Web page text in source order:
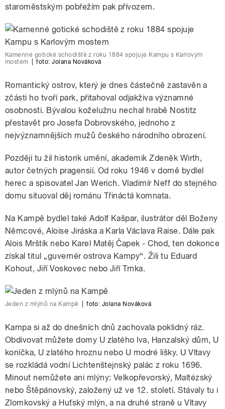
staroměstským pobřežím pak přívozem.
Kamenné gotické schodiště z roku 1884 spojuje Kampu s Karlovým
mostem
foto:Jolana Nováková
Romantický ostrov, který je dnes částečně zastavěn a
zčásti ho tvoří park, přitahoval odjakživa významné
osobnosti. Bývalou koželužnu nechal hrabě Nostitz
přestavět pro Josefa Dobrovského, jednoho z
nejvýznamnějších mužů českého národního obrození.
Později tu žil historik umění, akademik Zdeněk Wirth,
autor četných pragensií. Od roku 1946 v domě bydlel
herec a spisovatel Jan Werich. Vladimír Neff do stejného
domu situoval děj románu Třináctá komnata.
Na Kampě bydlel také Adolf Kašpar, ilustrátor děl Boženy
Němcové, Aloise Jiráska a Karla Václava Raise. Dále pak
Alois Mrštík nebo Karel Matěj Čapek - Chod, ten dokonce
získal titul „guvernér ostrova Kampy“. Žili tu Eduard
Kohout, Jiří Voskovec nebo Jiří Trnka.
Jeden z mlýnů na Kampě foto: Jolana Nováková
Kampa si až do dnešních dnů zachovala poklidný ráz.
Obdivovat můžete domy U zlatého lva, Hanzalský dům, U
koníčka, U zlatého hroznu nebo U modré lišky. U Vltavy
se rozkládá vodní Lichtenštejnský palác z roku 1696.
Minout nemůžete ani mlýny: Velkopřevorský, Maltézský
nebo Štěpánovský, založený už ve 12. století. Stávaly tu i
Zlomkovský a Huťský mlýn, a na druhé straně u Vltavy